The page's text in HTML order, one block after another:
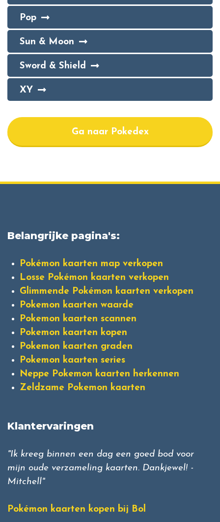
Pop
Sun & Moon
Sword & Shield
XY
Ga naar Pokedex
Belangrijke pagina's:
Pokémon kaarten map verkopen
Losse Pokémon kaarten verkopen
Glimmende Pokémon kaarten verkopen
Pokemon kaarten waarde
Pokemon kaarten scannen
Pokemon kaarten kopen
Pokemon kaarten graden
Pokemon kaarten series
Neppe Pokemon kaarten herkennen
Zeldzame Pokemon kaarten
Klantervaringen
"Ik kreeg binnen een dag een goed bod voor
mijn oude verzameling kaarten. Dankjewel! -
Mitchell"
Pokémon kaarten kopen bij Bol